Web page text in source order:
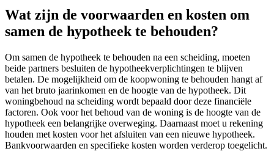
Wat zijn de voorwaarden en kosten om
samen de hypotheek te behouden?
Om samen de hypotheek te behouden na een scheiding, moeten
beide partners besluiten de hypotheekverplichtingen te blijven
betalen. De mogelijkheid om de koopwoning te behouden hangt af
van het bruto jaarinkomen en de hoogte van de hypotheek. Dit
woningbehoud na scheiding wordt bepaald door deze financiële
factoren. Ook voor het behoud van de woning is de hoogte van de
hypotheek een belangrijke overweging. Daarnaast moet u rekening
houden met kosten voor het afsluiten van een nieuwe hypotheek.
Bankvoorwaarden en specifieke kosten worden verderop toegelicht.